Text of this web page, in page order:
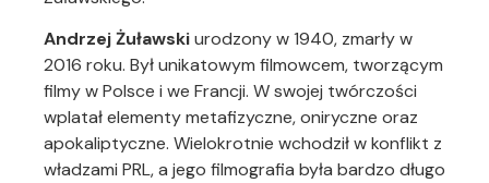
Andrzej Żuławskiurodzony w 1940, zmarły w
2016 roku. Był unikatowym filmowcem, tworzącym
filmy w Polsce i we Francji. W swojej twórczości
wplatał elementy metafizyczne, oniryczne oraz
apokaliptyczne. Wielokrotnie wchodził w konflikt z
władzami PRL, a jego filmografia była bardzo długo